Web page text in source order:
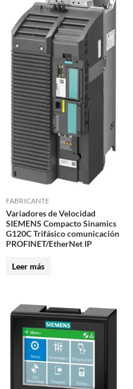
FABRICANTE
Variadores de Velocidad
SIEMENS Compacto Sinamics
G120C Trifásico comunicación
PROFINET/EtherNet IP
Leer más